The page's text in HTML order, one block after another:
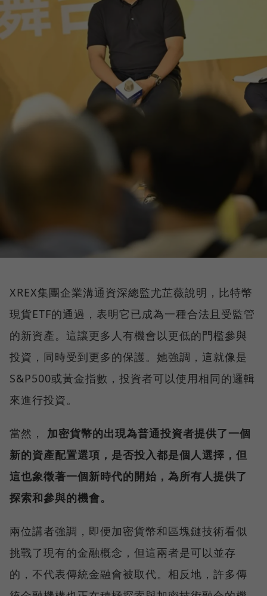
XREX集團企業溝通資深總監尤芷薇說明，比特幣
現貨ETF的通過，表明它已成為一種合法且受監管
的新資產。這讓更多人有機會以更低的門檻參與
投資，同時受到更多的保護。她強調，這就像是
S&P500或黃金指數，投資者可以使用相同的邏輯
來進行投資。
當然， 加密貨幣的出現為普通投資者提供了一個
新的資產配置選項，是否投入都是個人選擇，但
這也象徵著一個新時代的開始，為所有人提供了
探索和參與的機會。
兩位講者強調，即便加密貨幣和區塊鏈技術看似
挑戰了現有的金融概念，但這兩者是可以並存
的，不代表傳統金融會被取代。相反地，許多傳